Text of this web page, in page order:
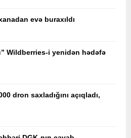
evə buraxıldı
Wildberries-i yenidən hədəfə
dron saxladığını açıqladı,